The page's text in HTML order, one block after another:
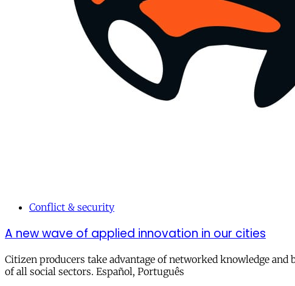
Conflict & security
A new wave of applied innovation in our cities
Citizen producers take advantage of networked knowledge
of all social sectors. Español, Português